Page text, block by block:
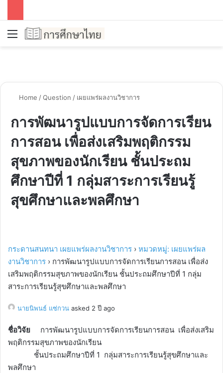
Menu
Home /Question / เผยแพร่ผลงานวิชาการ
การพัฒนารูปแบบการจัดการเรียน
การสอน เพื่อส่งเสริมพฤติกรรม
สุขภาพของนักเรียน ชั้นประถม
ศึกษาปีที่ 1 กลุ่มสาระการเรียนรู้
สุขศึกษาและพลศึกษา
กระดานสนทนา เผยแพร่ผลงานวิชาการ › หมวดหมู่: เผยแพร่ผล
งานวิชาการ › การพัฒนารูปแบบการจัดการเรียนการสอน เพื่อส่ง
เสริมพฤติกรรมสุขภาพของนักเรียน ชั้นประถมศึกษาปีที่ 1 กลุ่ม
สาระการเรียนรู้สุขศึกษาและพลศึกษา
นายนิพนธ์ แซ่กวน asked 2 ปี ago
ชื่อวิจัย การพัฒนารูปแบบการจัดการเรียนการสอน เพื่อส่งเสริม
พฤติกรรมสุขภาพของนักเรียน
ชั้นประถมศึกษาปีที่ 1 กลุ่มสาระการเรียนรู้สุขศึกษาและ
พลศึกษา